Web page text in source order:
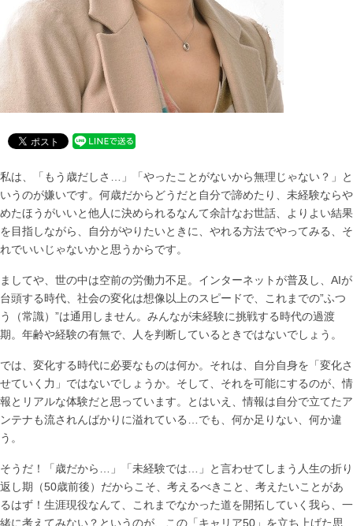
私は、「もう歳だしさ…」「やったことがないから無理じゃない？」と
いうのが嫌いです。何歳だからどうだと自分で諦めたり、未経験ならや
めたほうがいいと他人に決められるなんて余計なお世話、よりよい結果
を目指しながら、自分がやりたいときに、やれる方法でやってみる、そ
れでいいじゃないかと思うからです。
ましてや、世の中は空前の労働力不足。インターネットが普及し、AIが
台頭する時代、社会の変化は想像以上のスピードで、これまでの”ふつ
う（常識）”は通用しません。みんなが未経験に挑戦する時代の過渡
期。年齢や経験の有無で、人を判断しているときではないでしょう。
では、変化する時代に必要なものは何か。それは、自分自身を「変化さ
せていく力」ではないでしょうか。そして、それを可能にするのが、情
報とリアルな体験だと思っています。とはいえ、情報は自分で立てたア
ンテナも流されんばかりに溢れている…でも、何か足りない、何か違
う。
そうだ！「歳だから…」「未経験では…」と言わせてしまう人生の折り
返し期（50歳前後）だからこそ、考えるべきこと、考えたいことがあ
るはず！生涯現役なんて、これまでなかった道を開拓していく我ら、一
緒に考えてみない？というのが、この「キャリア50」を立ち上げた思